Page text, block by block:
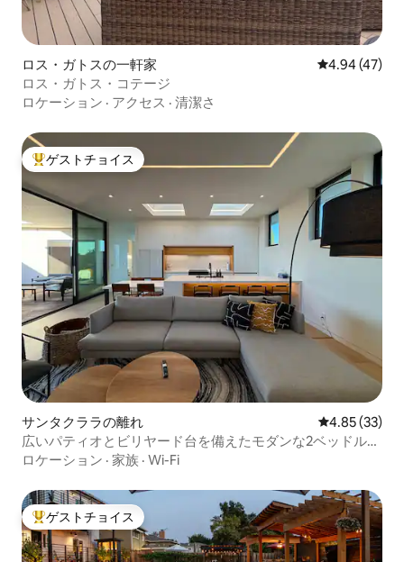
ロス・ガトスの一軒家 レビュー47
4.94 (47)
ロス・ガトス・コテージ
ロケーション · アクセス · 清潔さ
大好評のゲストチョイスです。
ゲストチョイス
サンタクララの離れ レビュー33
4.85 (33)
広いパティオとビリヤード台を備えたモダンな2ベッドルー
ム/1バスルーム
ロケーション · 家族 · Wi-Fi
大好評のゲストチョイスです。
ゲストチョイス